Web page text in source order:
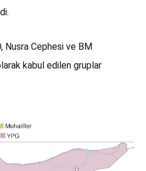
Nusra Cephesi ve BM
kabul edilen gruplar